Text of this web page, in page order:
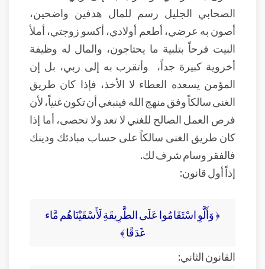
الصحابي الجليل رسم للمال هدفين واضحين،
أصون به عرضي، أطعم أولادي، أكسو زوجتي، أملأ
البيت فرحاً بتلبية ما يحتاجون، والمال له وظيفة
أخروية كبيرة جداً، وأتقرب به إلى ربي، بل إن
المؤمن يسعده العطاء لا الأخذ، فإذا كان طريق
الغنى سالكاً وفق منهج الله فينبغي أن تكون غنياً، لأن
فرص العمل الصالح للغني لا تعد ولا تحصى، أما إذا
كان طريق الغنى سالكاً على حساب مبادئك ودينك
فالفقر وسام شرف لك.
إذاً أول قانون:
﴿ وَأَلَّوِ اسْتَقَامُوا عَلَى الطَّرِيقَةِ لَأَسْقَيْنَاهُم مَّاء
غَدَقًا ﴾
القانون الثاني: